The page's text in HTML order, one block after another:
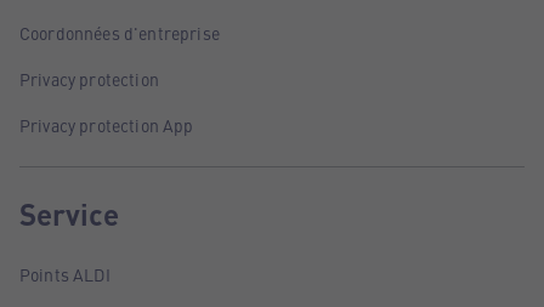
Coordonnées d'entreprise
Privacy protection
Privacy protection App
Service
Points ALDI